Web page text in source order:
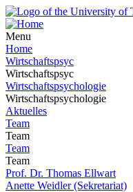
Menu
Home
Wirtschaftspsyc
Wirtschaftspsyc
Wirtschaftspsychologie
Wirtschaftspsychologie
Aktuelles
Team
Team
Team
Team
Prof. Dr. Thomas Ellwart
Anette Weidler (Sekretariat)